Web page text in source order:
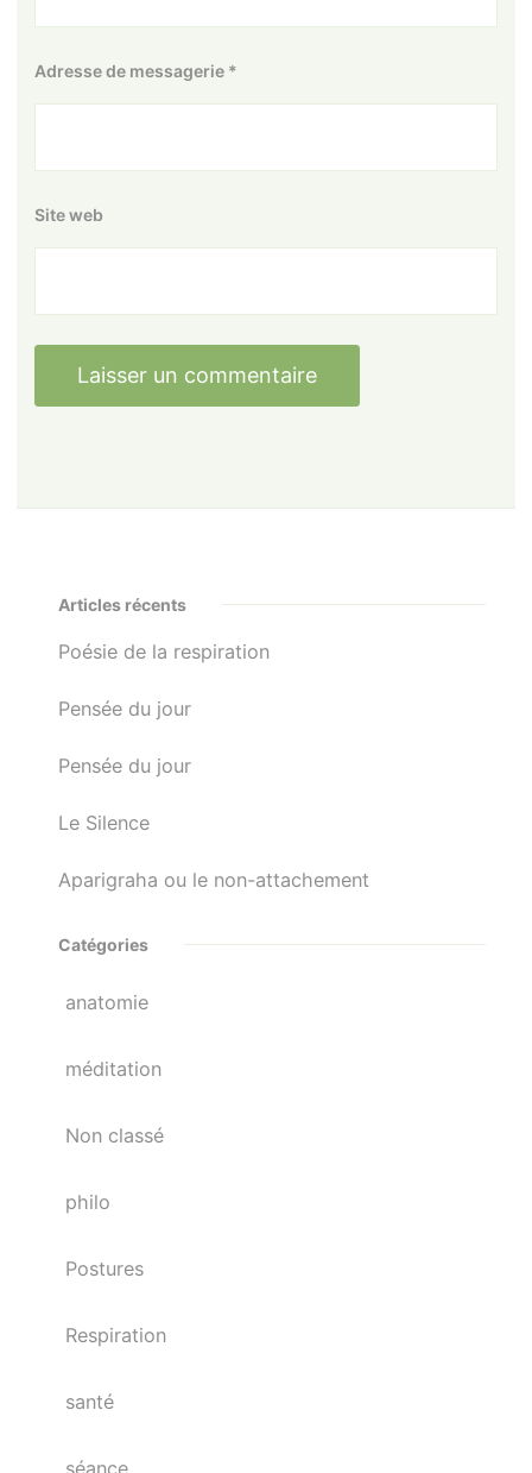
Adresse de messagerie *
Site web
Articles récents
Poésie de la respiration
Pensée du jour
Pensée du jour
Le Silence
Aparigraha ou le non-attachement
Catégories
anatomie
méditation
Non classé
philo
Postures
Respiration
santé
séance